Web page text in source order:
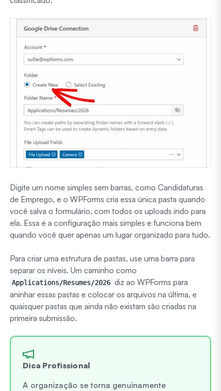
Digite um nome simples sem barras, como Candidaturas
de Emprego, e o WPForms cria essa única pasta quando
você salva o formulário, com todos os uploads indo para
ela. Essa é a configuração mais simples e funciona bem
quando você quer apenas um lugar organizado para tudo.
Para criar uma estrutura de pastas, use uma barra para
separar os níveis. Um caminho como
Applications/Resumes/2026 diz ao WPForms para
aninhar essas pastas e colocar os arquivos na última, e
quaisquer pastas que ainda não existam são criadas na
primeira submissão.
Dica Profissional
A organização se torna genuinamente